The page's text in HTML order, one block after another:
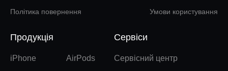
Політика повернення Умови користування
Продукція
iPhone AirPods
Сервіси
Сервісний центр